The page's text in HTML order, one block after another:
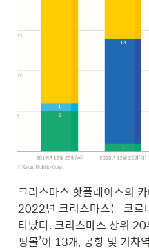
크리스마스 핫플레이스의
2022년 크리스마스는 코
타났다. 크리스마스 상위